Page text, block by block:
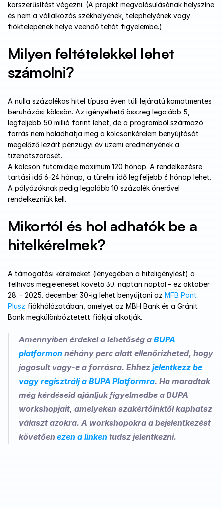
korszerűsítést végezni. (A projekt megvalósulásának helyszíne
és nem a vállalkozás székhelyének, telephelyének vagy
fióktelepének helye veendő tehát figyelembe.)
Milyen feltételekkel lehet
számolni?
A nulla százalékos hitel típusa éven túli lejáratú kamatmentes
beruházási kölcsön. Az igényelhető összeg legalább 5,
legfeljebb 50 millió forint lehet, de a programból származó
forrás nem haladhatja meg a kölcsönkérelem benyújtását
megelőző lezárt pénzügyi év üzemi eredményének a
tizenötszörösét.
A kölcsön futamideje maximum 120 hónap. A rendelkezésre
tartási idő 6-24 hónap, a türelmi idő legfeljebb 6 hónap lehet.
A pályázóknak pedig legalább 10 százalék önerővel
rendelkezniük kell.
Mikortól és hol adhatók be a
hitelkérelmek?
A támogatási kérelmeket (lényegében a hiteligénylést) a
felhívás megjelenését követő 30. naptári naptól – ez október
28. - 2025. december 30-ig lehet benyújtani az MFB Pont
Plusz fiókhálózatában, amelyet az MBH Bank és a Gránit
Bank megkülönböztetett fiókjai alkotják.
Amennyiben érdekel a lehetőség a BUPA
platformon néhány perc alatt ellenőrizheted, hogy
jogosult vagy-e a forrásra. Ehhez jelentkezz be
vagy regisztrálj a BUPA Platformra. Ha maradtak
még kérdéseid ajánljuk figyelmedbe a BUPA
workshopjait, amelyeken szakértőinktől kaphatsz
választ azokra. A workshopokra a bejelentkezést
követően ezen a linken tudsz jelentkezni.